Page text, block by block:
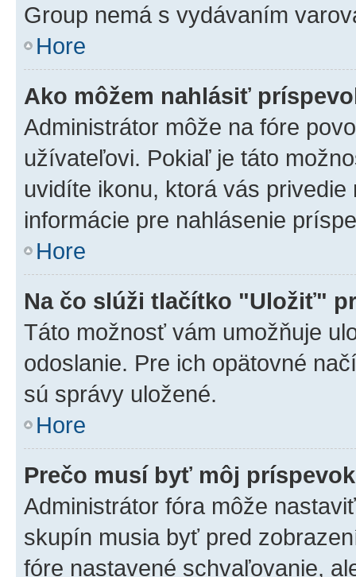
Group nemá s vydávaním
Hore
Ako môžem nahlásiť
Administrátor môže na fóre
užívateľovi. Pokiaľ je táto
uvidíte ikonu, ktorá vás
informácie pre nahlásenie
Hore
Na čo slúži tlačítko "Uložiť"
Táto možnosť vám umožňuje
odoslanie. Pre ich opätovné
sú správy uložené.
Hore
Prečo musí byť môj
Administrátor fóra môže
skupín musia byť pred
fóre nastavené schvaľovanie,